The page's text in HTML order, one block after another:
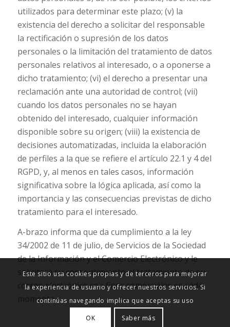
utilizados para determinar este plazo; (v) la
existencia del derecho a solicitar del responsable
la rectificación o supresión de los datos
personales o la limitación del tratamiento de datos
personales relativos al interesado, o a oponerse a
dicho tratamiento; (vi) el derecho a presentar una
reclamación ante una autoridad de control; (vii)
cuando los datos personales no se hayan
obtenido del interesado, cualquier información
disponible sobre su origen; (viii) la existencia de
decisiones automatizadas, incluida la elaboración
de perfiles a la que se refiere el artículo 22.1 y 4 del
RGPD, y, al menos en tales casos, información
significativa sobre la lógica aplicada, así como la
importancia y las consecuencias previstas de dicho
tratamiento para el interesado.
A-brazo informa que da cumplimiento a la ley
34/2002 de 11 de julio, de Servicios de la Sociedad
de la Información y el Comercio Electrónico y le
solicitará su consentimiento al tratamiento de su
correo electrónico con fines comerciales en cada
momento.
Este sitio usa cookies propias y de terceros para mejorar
la experiencia de usuario y ofrecer nuestros servicios. Si
continúas navegando implica que aceptas su uso
OK Saber más